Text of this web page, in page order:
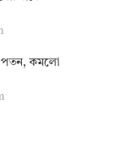
পতন, কমলো